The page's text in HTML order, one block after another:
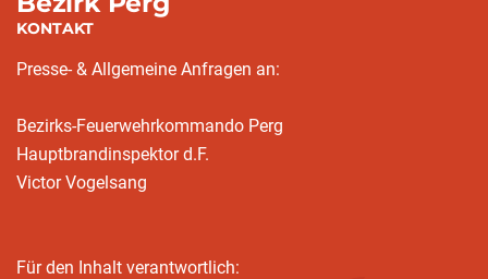
KONTAKT
Presse- & Allgemeine Anfragen an:
Bezirks-Feuerwehrkommando Perg
Hauptbrandinspektor d.F.
Victor Vogelsang
Für den Inhalt verantwortlich: